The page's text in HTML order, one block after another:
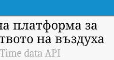
платформа за
на въздуха
data API